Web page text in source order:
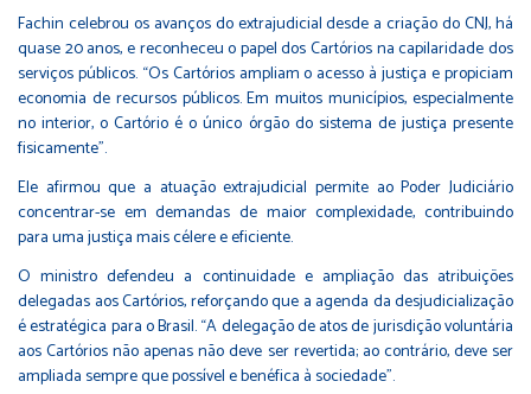
Fachin celebrou os avanços do extrajudicial desde a criação do CNJ, há
quase 20 anos, e reconheceu o papel dos Cartórios na capilaridade dos
serviços públicos. “Os Cartórios ampliam o acesso à justiça e propiciam
economia de recursos públicos. Em muitos municípios, especialmente
no interior, o Cartório é o único órgão do sistema de justiça presente
fisicamente”.
Ele afirmou que a atuação extrajudicial permite ao Poder Judiciário
concentrar-se em demandas de maior complexidade, contribuindo
para uma justiça mais célere e eficiente.
O ministro defendeu a continuidade e ampliação das atribuições
delegadas aos Cartórios, reforçando que a agenda da desjudicialização
é estratégica para o Brasil. “A delegação de atos de jurisdição voluntária
aos Cartórios não apenas não deve ser revertida; ao contrário, deve ser
ampliada sempre que possível e benéfica à sociedade”.